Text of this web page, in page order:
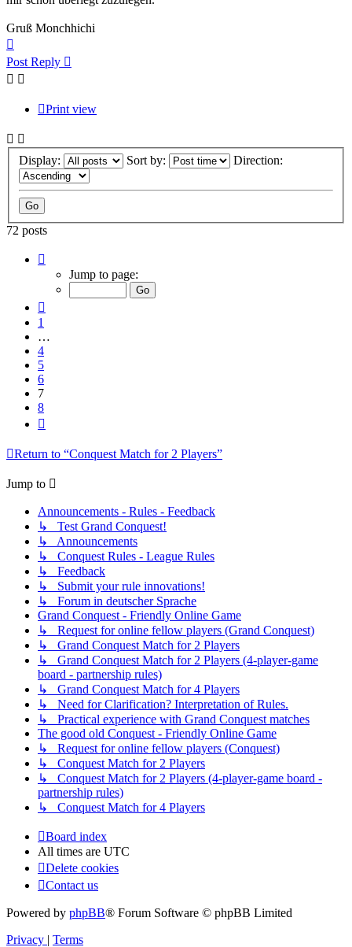
Gruß Monchhichi
Post Reply
Print view
Display: Sort by: Direction:
72 posts
Jump to page:
1
…
4
5
6
7
8
Return to “Conquest Match for 2 Players”
Jump to
Announcements - Rules - Feedback
↳ Test Grand Conquest!
↳ Announcements
↳ Conquest Rules - League Rules
↳ Feedback
↳ Submit your rule innovations!
↳ Forum in deutscher Sprache
Grand Conquest - Friendly Online Game
↳ Request for online fellow players (Grand Conquest)
↳ Grand Conquest Match for 2 Players
↳ Grand Conquest Match for 2 Players (4-player-game
board - partnership rules)
↳ Grand Conquest Match for 4 Players
↳ Need for Clarification? Interpretation of Rules.
↳ Practical experience with Grand Conquest matches
The good old Conquest - Friendly Online Game
↳ Request for online fellow players (Conquest)
↳ Conquest Match for 2 Players
↳ Conquest Match for 2 Players (4-player-game board -
partnership rules)
↳ Conquest Match for 4 Players
Board index
All times are UTC
Delete cookies
Contact us
Powered by phpBB® Forum Software © phpBB Limited
Privacy | Terms